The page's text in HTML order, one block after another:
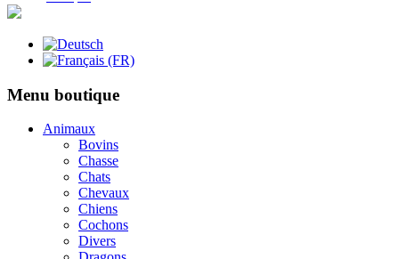
Menu boutique
Animaux
Bovins
Chasse
Chats
Chevaux
Chiens
Cochons
Divers